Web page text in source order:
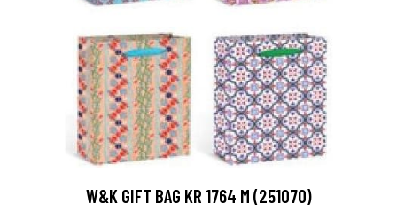
W&K GIFT BAG KR 1764 M (251070)